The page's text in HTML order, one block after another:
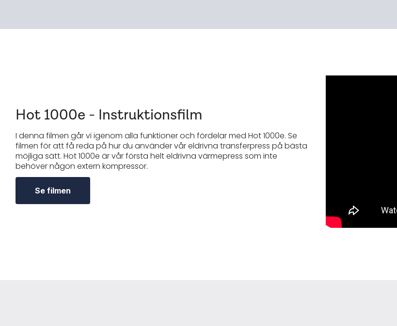
Hot 1000e - Instruktionsfilm
I denna filmen går vi igenom alla funktioner och fördelar med Hot 1000e. Se
filmen för att få reda på hur du använder vår eldrivna transferpress på bästa
möjliga sätt. Hot 1000e är vår första helt eldrivna värmepress som inte
behöver någon extern kompressor.
Se filmen